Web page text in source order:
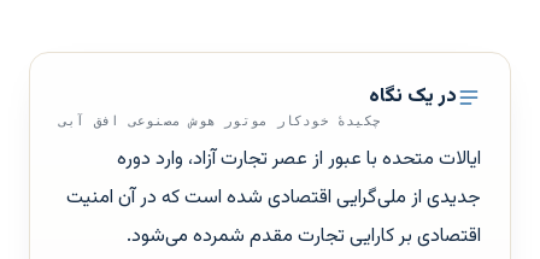
در یک نگاه
چکیدهٔ خودکار موتور هوش مصنوعی افق آبی
ایالات متحده با عبور از عصر تجارت آزاد، وارد دوره
جدیدی از ملی‌گرایی اقتصادی شده است که در آن امنیت
اقتصادی بر کارایی تجارت مقدم شمرده می‌شود.